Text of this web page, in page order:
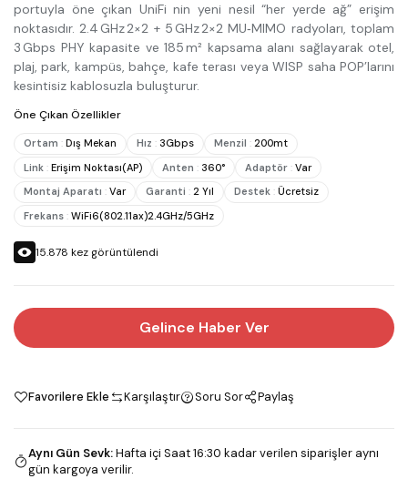
portuyla öne çıkan UniFi nin yeni nesil “her yerde ağ” erişim
noktasıdır. 2.4 GHz 2×2 + 5 GHz 2×2 MU‑MIMO radyoları, toplam
3 Gbps PHY kapasite ve 185 m² kapsama alanı sağlayarak otel,
plaj, park, kampüs, bahçe, kafe terası veya WISP saha POP’larını
kesintisiz kablosuzla buluşturur.
Öne Çıkan Özellikler
Ortam : Dış Mekan Hız : 3Gbps Menzil : 200mt
Link : Erişim Noktası(AP) Anten : 360° Adaptör : Var
Montaj Aparatı : Var Garanti : 2 Yıl Destek : Ücretsiz
Frekans : WiFi6(802.11ax)2.4GHz/5GHz
15.878 kez görüntülendi
Gelince Haber Ver
Favorilere Ekle Karşılaştır Soru Sor Paylaş
Aynı Gün Sevk:Hafta içi Saat 16:30 kadar verilen siparişler aynı
gün kargoya verilir.